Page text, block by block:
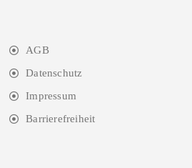
AGB
Datenschutz
Impressum
Barrierefreiheit